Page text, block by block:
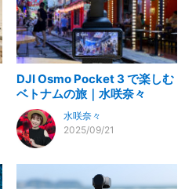
DJI Osmo Pocket 3 で楽しむ
ベトナムの旅｜水咲奈々
水咲奈々
2025/09/21